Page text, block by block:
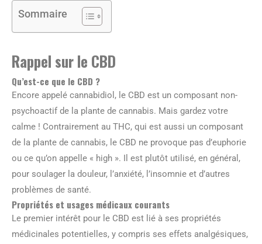
Sommaire
Rappel sur le CBD
Qu’est-ce que le CBD ?
Encore appelé cannabidiol, le CBD est un composant non-
psychoactif de la plante de cannabis. Mais gardez votre
calme ! Contrairement au THC, qui est aussi un composant
de la plante de cannabis, le CBD ne provoque pas d’euphorie
ou ce qu’on appelle « high ». Il est plutôt utilisé, en général,
pour soulager la douleur, l’anxiété, l’insomnie et d’autres
problèmes de santé.
Propriétés et usages médicaux courants
Le premier intérêt pour le CBD est lié à ses propriétés
médicinales potentielles, y compris ses effets analgésiques,